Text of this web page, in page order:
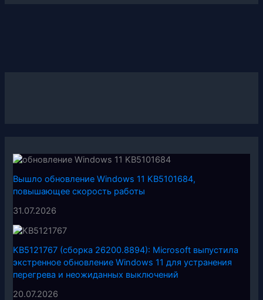
Вышло обновление Windows 11 KB5101684,
повышающее скорость работы
31.07.2026
KB5121767 (сборка 26200.8894): Microsoft выпустила
экстренное обновление Windows 11 для устранения
перегрева и неожиданных выключений
20.07.2026